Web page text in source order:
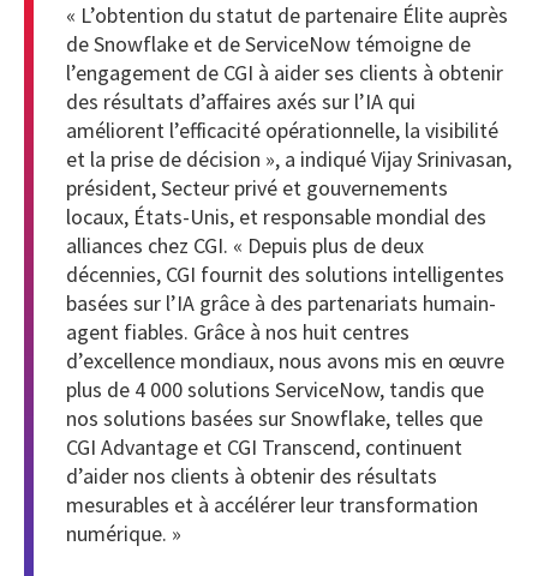
« L’obtention du statut de partenaire Élite auprès
de Snowflake et de ServiceNow témoigne de
l’engagement de CGI à aider ses clients à obtenir
des résultats d’affaires axés sur l’IA qui
améliorent l’efficacité opérationnelle, la visibilité
et la prise de décision », a indiqué Vijay Srinivasan,
président, Secteur privé et gouvernements
locaux, États-Unis, et responsable mondial des
alliances chez CGI. « Depuis plus de deux
décennies, CGI fournit des solutions intelligentes
basées sur l’IA grâce à des partenariats humain-
agent fiables. Grâce à nos huit centres
d’excellence mondiaux, nous avons mis en œuvre
plus de 4 000 solutions ServiceNow, tandis que
nos solutions basées sur Snowflake, telles que
CGI Advantage et CGI Transcend, continuent
d’aider nos clients à obtenir des résultats
mesurables et à accélérer leur transformation
numérique. »